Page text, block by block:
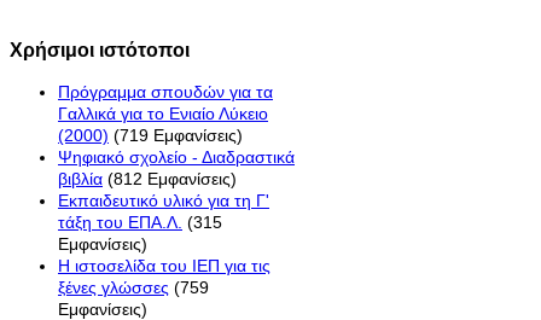
Χρήσιμοι ιστότοποι
Πρόγραμμα σπουδών για τα
Γαλλικά για το Ενιαίο Λύκειο
(2000) (719 Εμφανίσεις)
Ψηφιακό σχολείο - Διαδραστικά
βιβλία (812 Εμφανίσεις)
Εκπαιδευτικό υλικό για τη Γ'
τάξη του ΕΠΑ.Λ. (315
Εμφανίσεις)
H ιστοσελίδα του ΙΕΠ για τις
ξένες γλώσσες (759
Εμφανίσεις)